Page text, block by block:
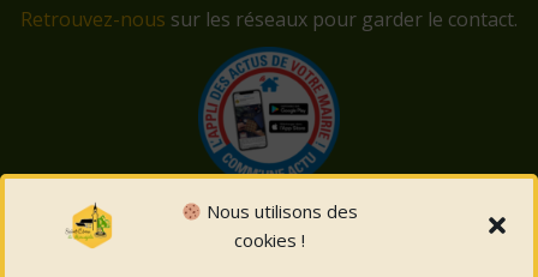
Nous utilisons des
cookies !
Retrouvez-nous sur les réseaux pour garder le contact.
© 2026 Saint-Côme-et-Maruéjols. Un service proposé